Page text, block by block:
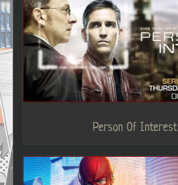
Person Of Interest